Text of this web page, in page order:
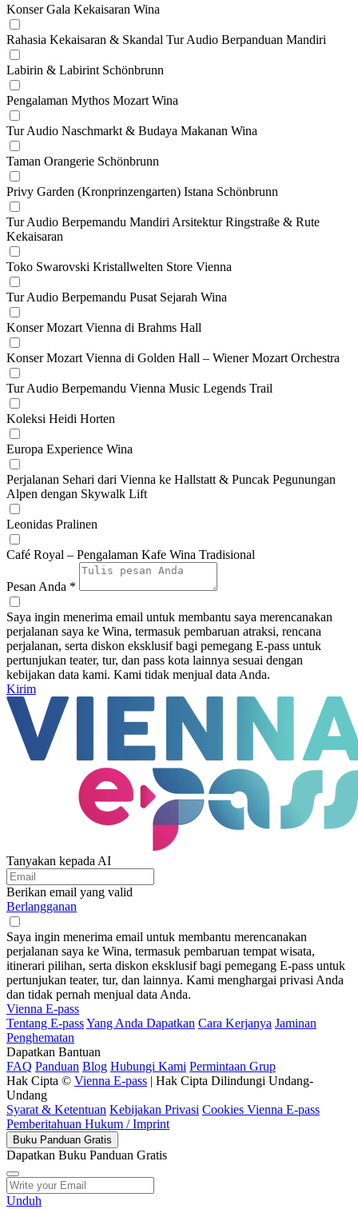
Konser Gala Kekaisaran Wina
Rahasia Kekaisaran & Skandal Tur Audio Berpanduan Mandiri
Labirin & Labirint Schönbrunn
Pengalaman Mythos Mozart Wina
Tur Audio Naschmarkt & Budaya Makanan Wina
Taman Orangerie Schönbrunn
Privy Garden (Kronprinzengarten) Istana Schönbrunn
Tur Audio Berpemandu Mandiri Arsitektur Ringstraße & Rute
Kekaisaran
Toko Swarovski Kristallwelten Store Vienna
Tur Audio Berpemandu Pusat Sejarah Wina
Konser Mozart Vienna di Brahms Hall
Konser Mozart Vienna di Golden Hall – Wiener Mozart Orchestra
Tur Audio Berpemandu Vienna Music Legends Trail
Koleksi Heidi Horten
Europa Experience Wina
Perjalanan Sehari dari Vienna ke Hallstatt & Puncak Pegunungan
Alpen dengan Skywalk Lift
Leonidas Pralinen
Café Royal – Pengalaman Kafe Wina Tradisional
Pesan Anda *
Saya ingin menerima email untuk membantu saya merencanakan
perjalanan saya ke Wina, termasuk pembaruan atraksi, rencana
perjalanan, serta diskon eksklusif bagi pemegang E-pass untuk
pertunjukan teater, tur, dan pass kota lainnya sesuai dengan
kebijakan data kami. Kami tidak menjual data Anda.
Kirim
Tanyakan kepada AI
Berikan email yang valid
Berlangganan
Saya ingin menerima email untuk membantu merencanakan
perjalanan saya ke Wina, termasuk pembaruan tempat wisata,
itinerari pilihan, serta diskon eksklusif bagi pemegang E-pass untuk
pertunjukan teater, tur, dan lainnya. Kami menghargai privasi Anda
dan tidak pernah menjual data Anda.
Vienna E-pass
Tentang E-passYang Anda Dapatkan Cara Kerjanya Jaminan
Penghematan
Dapatkan Bantuan
FAQ Panduan Blog Hubungi Kami Permintaan Grup
Hak Cipta © Vienna E-pass | Hak Cipta Dilindungi Undang-
Undang
Syarat & Ketentuan Kebijakan Privasi Cookies Vienna E-pass
Pemberitahuan Hukum / Imprint
Buku Panduan Gratis
Dapatkan Buku Panduan Gratis
Unduh